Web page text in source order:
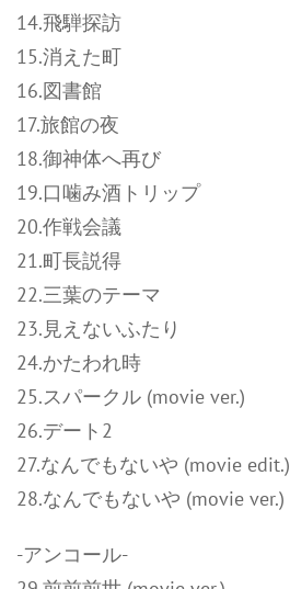
14.飛騨探訪
15.消えた町
16.図書館
17.旅館の夜
18.御神体へ再び
19.口噛み酒トリップ
20.作戦会議
21.町長説得
22.三葉のテーマ
23.見えないふたり
24.かたわれ時
25.スパークル (movie ver.)
26.デート2
27.なんでもないや (movie edit.)
28.なんでもないや (movie ver.)
-アンコール-